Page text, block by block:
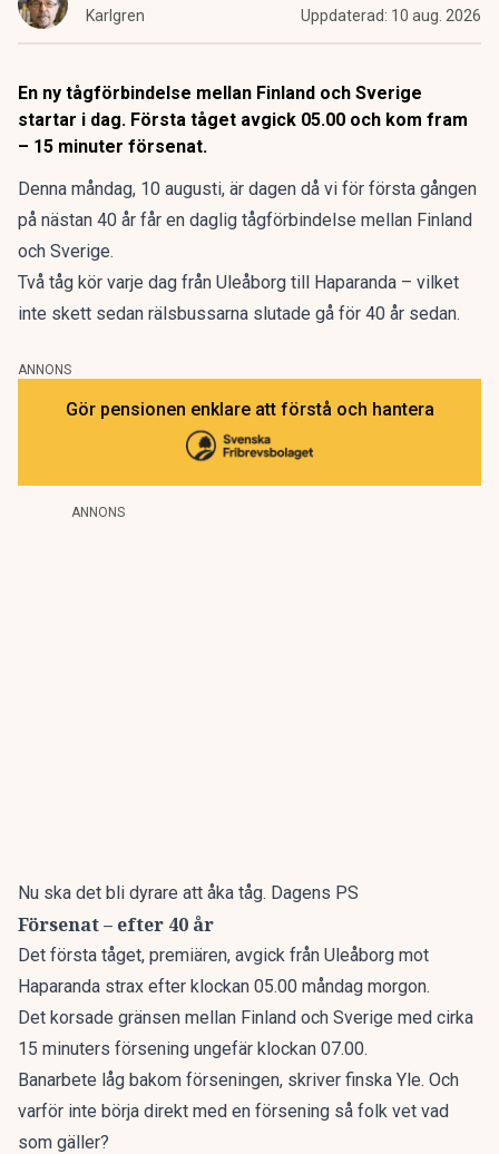
Karlgren Uppdaterad: 10 aug. 2026
En ny tågförbindelse mellan Finland och Sverige
startar i dag. Första tåget avgick 05.00 och kom fram
– 15 minuter försenat.
Denna måndag, 10 augusti, är dagen då vi för första gången
på nästan 40 år får en daglig tågförbindelse mellan Finland
och Sverige.
Två tåg kör varje dag från Uleåborg till Haparanda – vilket
inte skett sedan rälsbussarna slutade gå för 40 år sedan.
ANNONS
Gör pensionen enklare att förstå och hantera
ANNONS
Nu ska det bli dyrare att åka tåg. Dagens PS
Försenat – efter 40 år
Det första tåget, premiären, avgick från Uleåborg mot
Haparanda strax efter klockan 05.00 måndag morgon.
Det korsade gränsen mellan Finland och Sverige med cirka
15 minuters försening ungefär klockan 07.00.
Banarbete låg bakom förseningen, skriver finska Yle. Och
varför inte börja direkt med en försening så folk vet vad
som gäller?